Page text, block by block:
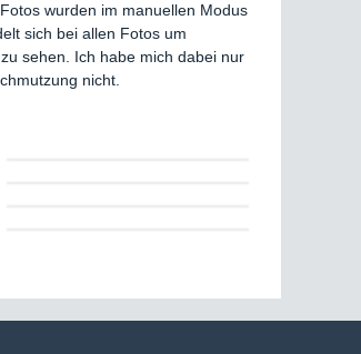
wurden im manuellen Modus
sich bei allen Fotos um
sehen. Ich habe mich dabei nur
nicht.